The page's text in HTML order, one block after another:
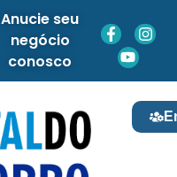
Anucie seu
negócio
conosco